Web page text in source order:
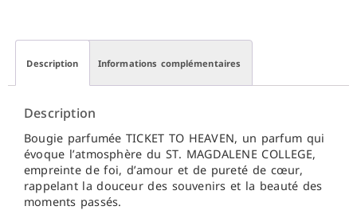
Description Informations complémentaires
Description
Bougie parfumée TICKET TO HEAVEN, un parfum qui
évoque l’atmosphère du ST. MAGDALENE COLLEGE,
empreinte de foi, d’amour et de pureté de cœur,
rappelant la douceur des souvenirs et la beauté des
moments passés.